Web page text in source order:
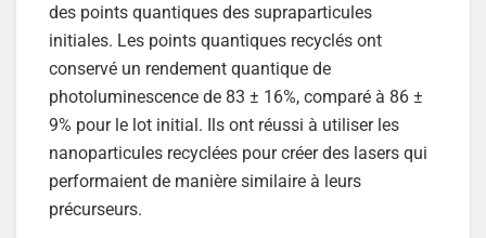
des points quantiques des supraparticules
initiales. Les points quantiques recyclés ont
conservé un rendement quantique de
photoluminescence de 83 ± 16%, comparé à 86 ±
9% pour le lot initial. Ils ont réussi à utiliser les
nanoparticules recyclées pour créer des lasers qui
performaient de manière similaire à leurs
précurseurs.